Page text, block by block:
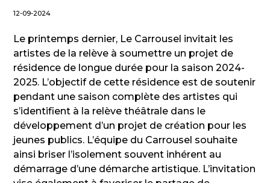
12-09-2024
Le printemps dernier, Le Carrousel invitait les
artistes de la relève à soumettre un projet de
résidence de longue durée pour la saison 2024-
2025. L’objectif de cette résidence est de soutenir
pendant une saison complète des artistes qui
s’identifient à la relève théâtrale dans le
développement d’un projet de création pour les
jeunes publics. L’équipe du Carrousel souhaite
ainsi briser l’isolement souvent inhérent au
démarrage d’une démarche artistique. L’invitation